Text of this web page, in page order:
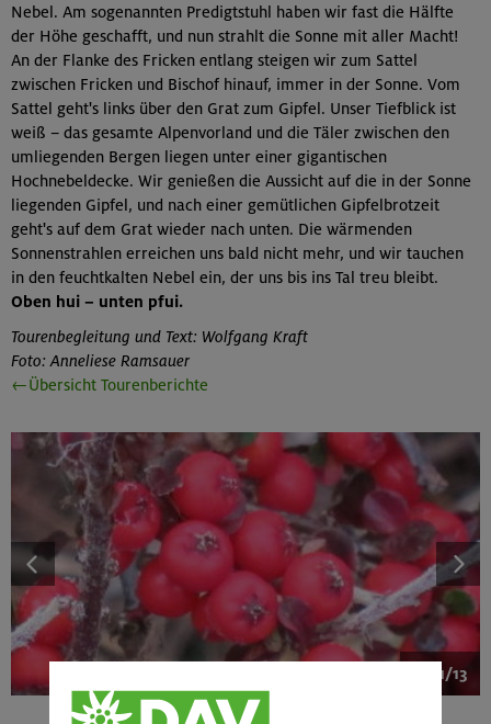
Nebel. Am sogenannten Predigtstuhl haben wir fast die Hälfte
der Höhe geschafft, und nun strahlt die Sonne mit aller Macht!
An der Flanke des Fricken entlang steigen wir zum Sattel
zwischen Fricken und Bischof hinauf, immer in der Sonne. Vom
Sattel geht's links über den Grat zum Gipfel. Unser Tiefblick ist
weiß – das gesamte Alpenvorland und die Täler zwischen den
umliegenden Bergen liegen unter einer gigantischen
Hochnebeldecke. Wir genießen die Aussicht auf die in der Sonne
liegenden Gipfel, und nach einer gemütlichen Gipfelbrotzeit
geht's auf dem Grat wieder nach unten. Die wärmenden
Sonnenstrahlen erreichen uns bald nicht mehr, und wir tauchen
in den feuchtkalten Nebel ein, der uns bis ins Tal treu bleibt.
Oben hui – unten pfui.
Tourenbegleitung und Text: Wolfgang Kraft
Foto: Anneliese Ramsauer
←Übersicht Tourenberichte
1/13